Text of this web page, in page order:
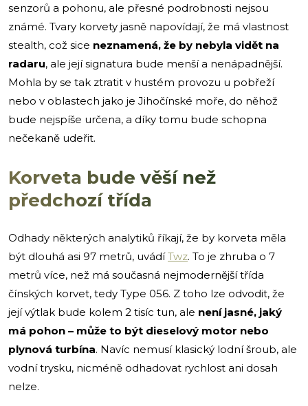
senzorů a pohonu, ale přesné podrobnosti nejsou
známé. Tvary korvety jasně napovídají, že má vlastnost
stealth, což sice neznamená, že by nebyla vidět na
radaru, ale její signatura bude menší a nenápadnější.
Mohla by se tak ztratit v hustém provozu u pobřeží
nebo v oblastech jako je Jihočínské moře, do něhož
bude nejspíše určena, a díky tomu bude schopna
nečekaně udeřit.
Korveta bude věší než
předchozí třída
Odhady některých analytiků říkají, že by korveta měla
být dlouhá asi 97 metrů, uvádíTwz. To je zhruba o 7
metrů více, než má současná nejmodernější třída
čínských korvet, tedy Type 056. Z toho lze odvodit, že
její výtlak bude kolem 2 tisíc tun, ale není jasné, jaký
má pohon – může to být dieselový motor nebo
plynová turbína. Navíc nemusí klasický lodní šroub, ale
vodní trysku, nicméně odhadovat rychlost ani dosah
nelze.